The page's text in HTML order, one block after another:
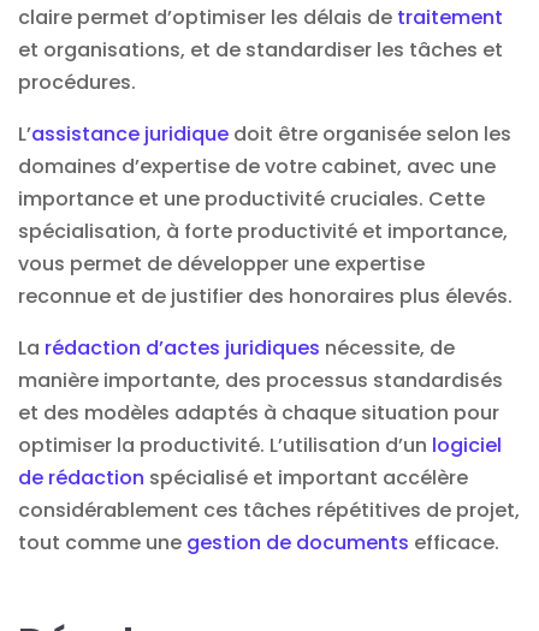
claire permet d’optimiser les délais de traitement
et organisations, et de standardiser les tâches et
procédures.
L’assistance juridique doit être organisée selon les
domaines d’expertise de votre cabinet, avec une
importance et une productivité cruciales. Cette
spécialisation, à forte productivité et importance,
vous permet de développer une expertise
reconnue et de justifier des honoraires plus élevés.
La rédaction d’actes juridiques nécessite, de
manière importante, des processus standardisés
et des modèles adaptés à chaque situation pour
optimiser la productivité. L’utilisation d’un logiciel
de rédaction spécialisé et important accélère
considérablement ces tâches répétitives de projet,
tout comme une gestion de documents efficace.